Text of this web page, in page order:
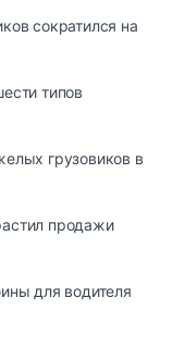
сократился на
типов
грузовиков в
продажи
для водителя